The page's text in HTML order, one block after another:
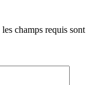
les champs requis sont